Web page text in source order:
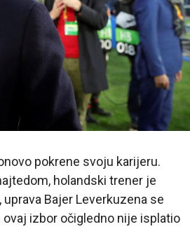
pokrene svoju karijeru.
holandski trener je
Bajer Leverkuzena se
ovaj izbor očigledno nije isplatio